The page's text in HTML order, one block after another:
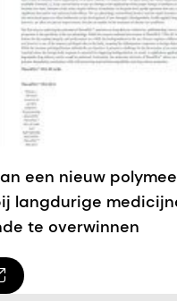
een nieuw
langdurige
te overwinnen